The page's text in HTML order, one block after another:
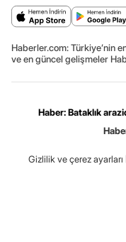
Haberler.com: Türkiye’nin
ve en güncel gelişmeler
Haber: Bataklık
Gizlilik ve çerez ayarları